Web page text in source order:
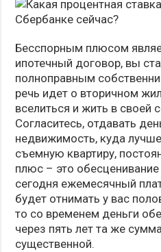
Бесспорным плюсом
ипотечный договор, вы
полноправным
речь идет о вторичном
вселиться и жить в своей
Согласитесь, отдавать
недвижимость, куда
съемную квартиру,
плюс – это
сегодня ежемесячный
будет отнимать у вас
то со временем деньги
через пять лет та же
существенной.